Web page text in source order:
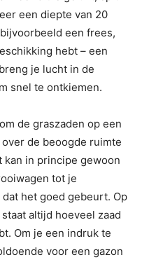
een diepte van 20
een frees,
hebt – een
je lucht in de
snel te ontkiemen.
de graszaden op een
de beoogde ruimte
kan in principe gewoon
tot je
het goed gebeurt. Op
altijd hoeveel zaad
Om je een indruk te
voor een gazon